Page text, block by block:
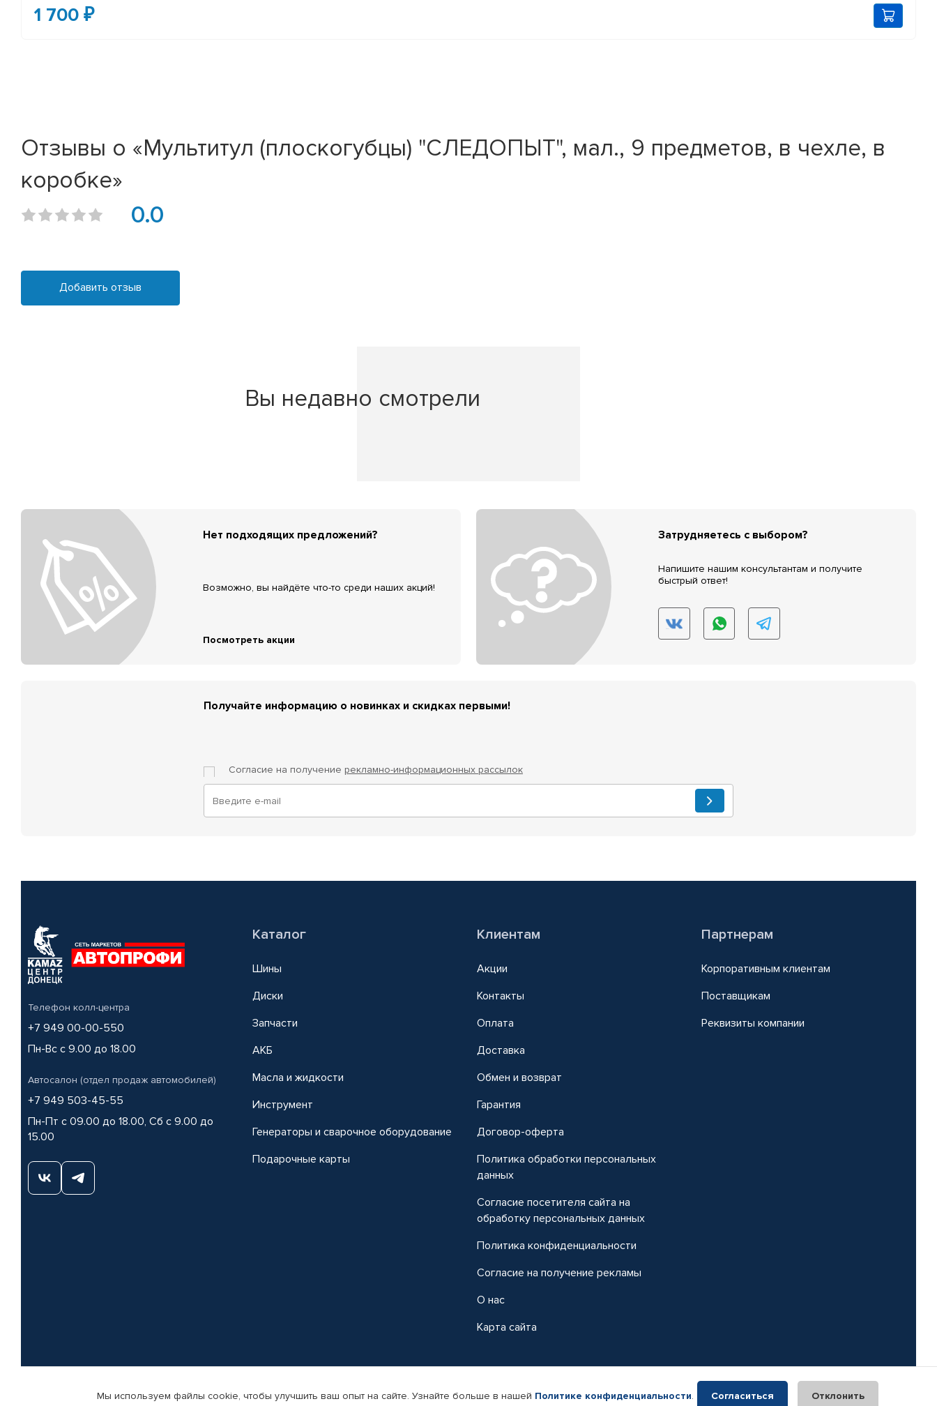
1 700 ₽
Отзывы о «Мультитул (плоскогубцы) "СЛЕДОПЫТ", мал., 9 предметов, в чехле, в
коробке»
0.0
Добавить отзыв
Вы недавно смотрели
Нет подходящих предложений?
Возможно, вы найдёте что-то среди наших акций!
Посмотреть акции
Затрудняетесь с выбором?
Напишите нашим консультантам и получите
быстрый ответ!
Получайте информацию о новинках и скидках первыми!
Согласие на получение рекламно-информационных рассылок
Телефон колл-центра
+7 949 00-00-550
Пн-Вс с 9.00 до 18.00
Автосалон (отдел продаж автомобилей)
+7 949 503-45-55
Пн-Пт с 09.00 до 18.00, Сб с 9.00 до
15.00
Каталог
Шины
Диски
Запчасти
АКБ
Масла и жидкости
Инструмент
Генераторы и сварочное оборудование
Подарочные карты
Клиентам
Акции
Контакты
Оплата
Доставка
Обмен и возврат
Гарантия
Договор-оферта
Политика обработки персональных
данных
Согласие посетителя сайта на
обработку персональных данных
Политика конфиденциальности
Согласие на получение рекламы
О нас
Карта сайта
Партнерам
Корпоративным клиентам
Поставщикам
Реквизиты компании
© КАМАЗ ЦЕНТР ДОНЕЦК, 2015-2026. Все права защищены. Интернет-магазин автомобильных товаров Автопрофи.
Мы используем файлы cookie, чтобы улучшить ваш опыт на сайте. Узнайте больше в нашей Политике конфиденциальности. Согласиться Отклонить